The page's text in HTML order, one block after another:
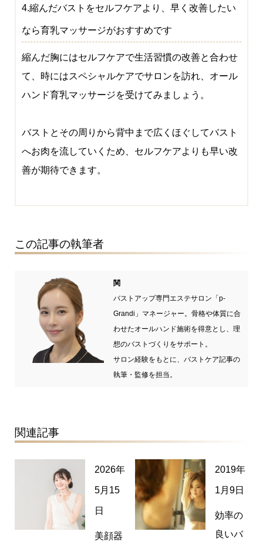
4.縮んだバストをセルフケアより、早く改善したい
なら育乳マッサージがおすすめです
縮んだ胸にはセルフケアで生活習慣の改善と合わせ
て、時にはスペシャルケアでサロンを訪れ、オール
ハンド育乳マッサージを受けてみましょう。
バストとその周りから背中まで広くほぐしてバスト
へお肉を流していくため、セルフケアよりも早い改
善が期待できます。
この記事の執筆者
関
バストアップ専門エステサロン「p-
Grandi」マネージャー。骨格や体質に合
わせたオールハンド施術を得意とし、理
想のバストづくりをサポート。
サロン経験をもとに、バストケア記事の
執筆・監修を担当。
関連記事
2026年
5月15
日
美顔器
2019年
1月9日
効率の
良いバ